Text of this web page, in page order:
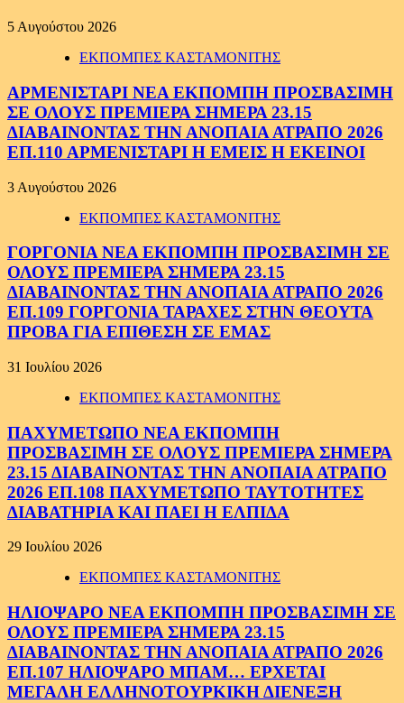
5 Αυγούστου 2026
ΕΚΠΟΜΠΕΣ ΚΑΣΤΑΜΟΝΙΤΗΣ
ΑΡΜΕΝΙΣΤΑΡΙ ΝΕΑ ΕΚΠΟΜΠΗ ΠΡΟΣΒΑΣΙΜΗ
ΣΕ ΟΛΟΥΣ ΠΡΕΜΙΕΡΑ ΣΗΜΕΡΑ 23.15
ΔΙΑΒΑΙΝΟΝΤΑΣ ΤΗΝ ΑΝΟΠΑΙΑ ΑΤΡΑΠΟ 2026
ΕΠ.110 ΑΡΜΕΝΙΣΤΑΡΙ Η ΕΜΕΙΣ Η ΕΚΕΙΝΟΙ
3 Αυγούστου 2026
ΕΚΠΟΜΠΕΣ ΚΑΣΤΑΜΟΝΙΤΗΣ
ΓΟΡΓΟΝΙΑ ΝΕΑ ΕΚΠΟΜΠΗ ΠΡΟΣΒΑΣΙΜΗ ΣΕ
ΟΛΟΥΣ ΠΡΕΜΙΕΡΑ ΣΗΜΕΡΑ 23.15
ΔΙΑΒΑΙΝΟΝΤΑΣ ΤΗΝ ΑΝΟΠΑΙΑ ΑΤΡΑΠΟ 2026
ΕΠ.109 ΓΟΡΓΟΝΙΑ ΤΑΡΑΧΕΣ ΣΤΗΝ ΘΕΟΥΤΑ
ΠΡΟΒΑ ΓΙΑ ΕΠΙΘΕΣΗ ΣΕ ΕΜΑΣ
31 Ιουλίου 2026
ΕΚΠΟΜΠΕΣ ΚΑΣΤΑΜΟΝΙΤΗΣ
ΠΑΧΥΜΕΤΩΠΟ ΝΕΑ ΕΚΠΟΜΠΗ
ΠΡΟΣΒΑΣΙΜΗ ΣΕ ΟΛΟΥΣ ΠΡΕΜΙΕΡΑ ΣΗΜΕΡΑ
23.15 ΔΙΑΒΑΙΝΟΝΤΑΣ ΤΗΝ ΑΝΟΠΑΙΑ ΑΤΡΑΠΟ
2026 ΕΠ.108 ΠΑΧΥΜΕΤΩΠΟ ΤΑΥΤΟΤΗΤΕΣ
ΔΙΑΒΑΤΗΡΙΑ ΚΑΙ ΠΑΕΙ Η ΕΛΠΙΔΑ
29 Ιουλίου 2026
ΕΚΠΟΜΠΕΣ ΚΑΣΤΑΜΟΝΙΤΗΣ
ΗΛΙΟΨΑΡΟ ΝΕΑ ΕΚΠΟΜΠΗ ΠΡΟΣΒΑΣΙΜΗ ΣΕ
ΟΛΟΥΣ ΠΡΕΜΙΕΡΑ ΣΗΜΕΡΑ 23.15
ΔΙΑΒΑΙΝΟΝΤΑΣ ΤΗΝ ΑΝΟΠΑΙΑ ΑΤΡΑΠΟ 2026
ΕΠ.107 ΗΛΙΟΨΑΡΟ ΜΠΑΜ… ΕΡΧΕΤΑΙ
ΜΕΓΑΛΗ ΕΛΛΗΝΟΤΟΥΡΚΙΚΗ ΔΙΕΝΕΞΗ